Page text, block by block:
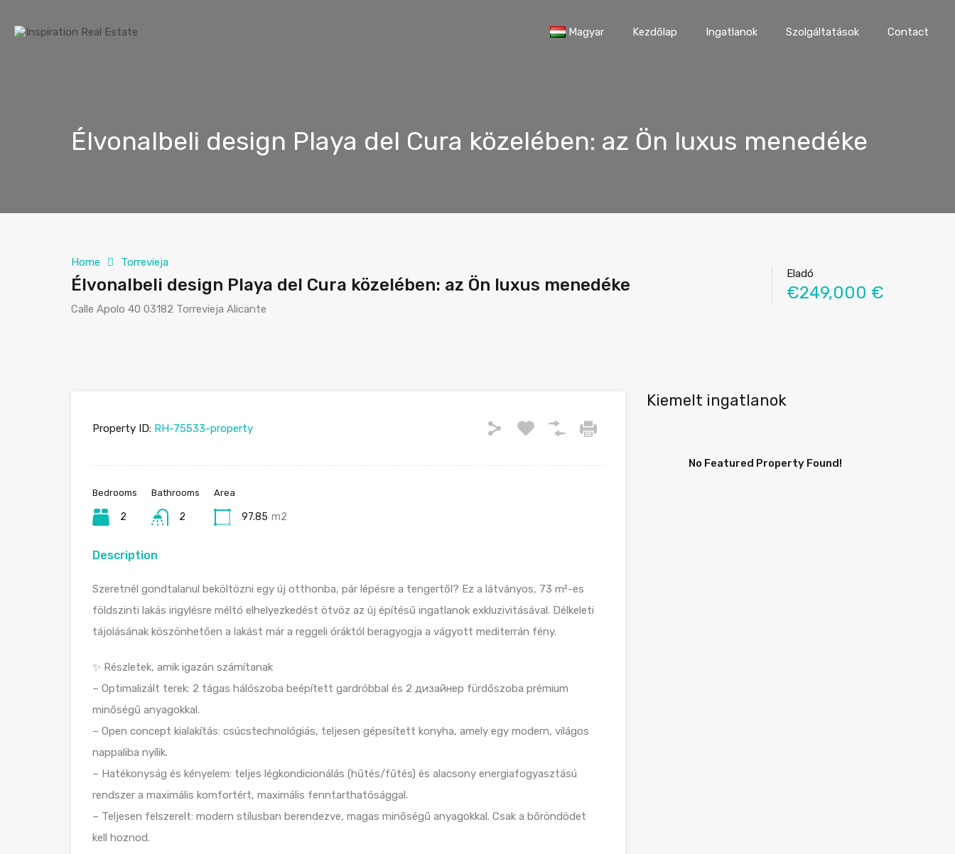
Magyar Kezdőlap Ingatlanok Szolgáltatások Contact
Élvonalbeli design Playa del Cura közelében: az Ön luxus menedéke
Home Torrevieja
Élvonalbeli design Playa del Cura közelében: az Ön luxus menedéke
Calle Apolo 40 03182 Torrevieja Alicante
Eladó
€249,000 €
Property ID: RH-75533-property
Bedrooms
2
Bathrooms
2
Area
97.85 m2
Description
Szeretnél gondtalanul beköltözni egy új otthonba, pár lépésre a tengertől? Ez a látványos, 73 m²-es
földszinti lakás irigylésre méltó elhelyezkedést ötvöz az új építésű ingatlanok exkluzivitásával. Délkeleti
tájolásának köszönhetően a lakást már a reggeli óráktól beragyogja a vágyott mediterrán fény.
✨ Részletek, amik igazán számítanak
– Optimalizált terek: 2 tágas hálószoba beépített gardróbbal és 2 дизайнер fürdőszoba prémium
minőségű anyagokkal.
– Open concept kialakítás: csúcstechnológiás, teljesen gépesített konyha, amely egy modern, világos
nappaliba nyílik.
– Hatékonyság és kényelem: teljes légkondicionálás (hűtés/fűtés) és alacsony energiafogyasztású
rendszer a maximális komfortért, maximális fenntarthatósággal.
– Teljesen felszerelt: modern stílusban berendezve, magas minőségű anyagokkal. Csak a bőröndödet
kell hoznod.
Kiemelt ingatlanok
No Featured Property Found!